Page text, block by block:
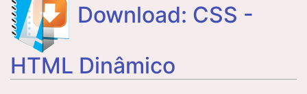
Download: CSS -
HTML Dinâmico